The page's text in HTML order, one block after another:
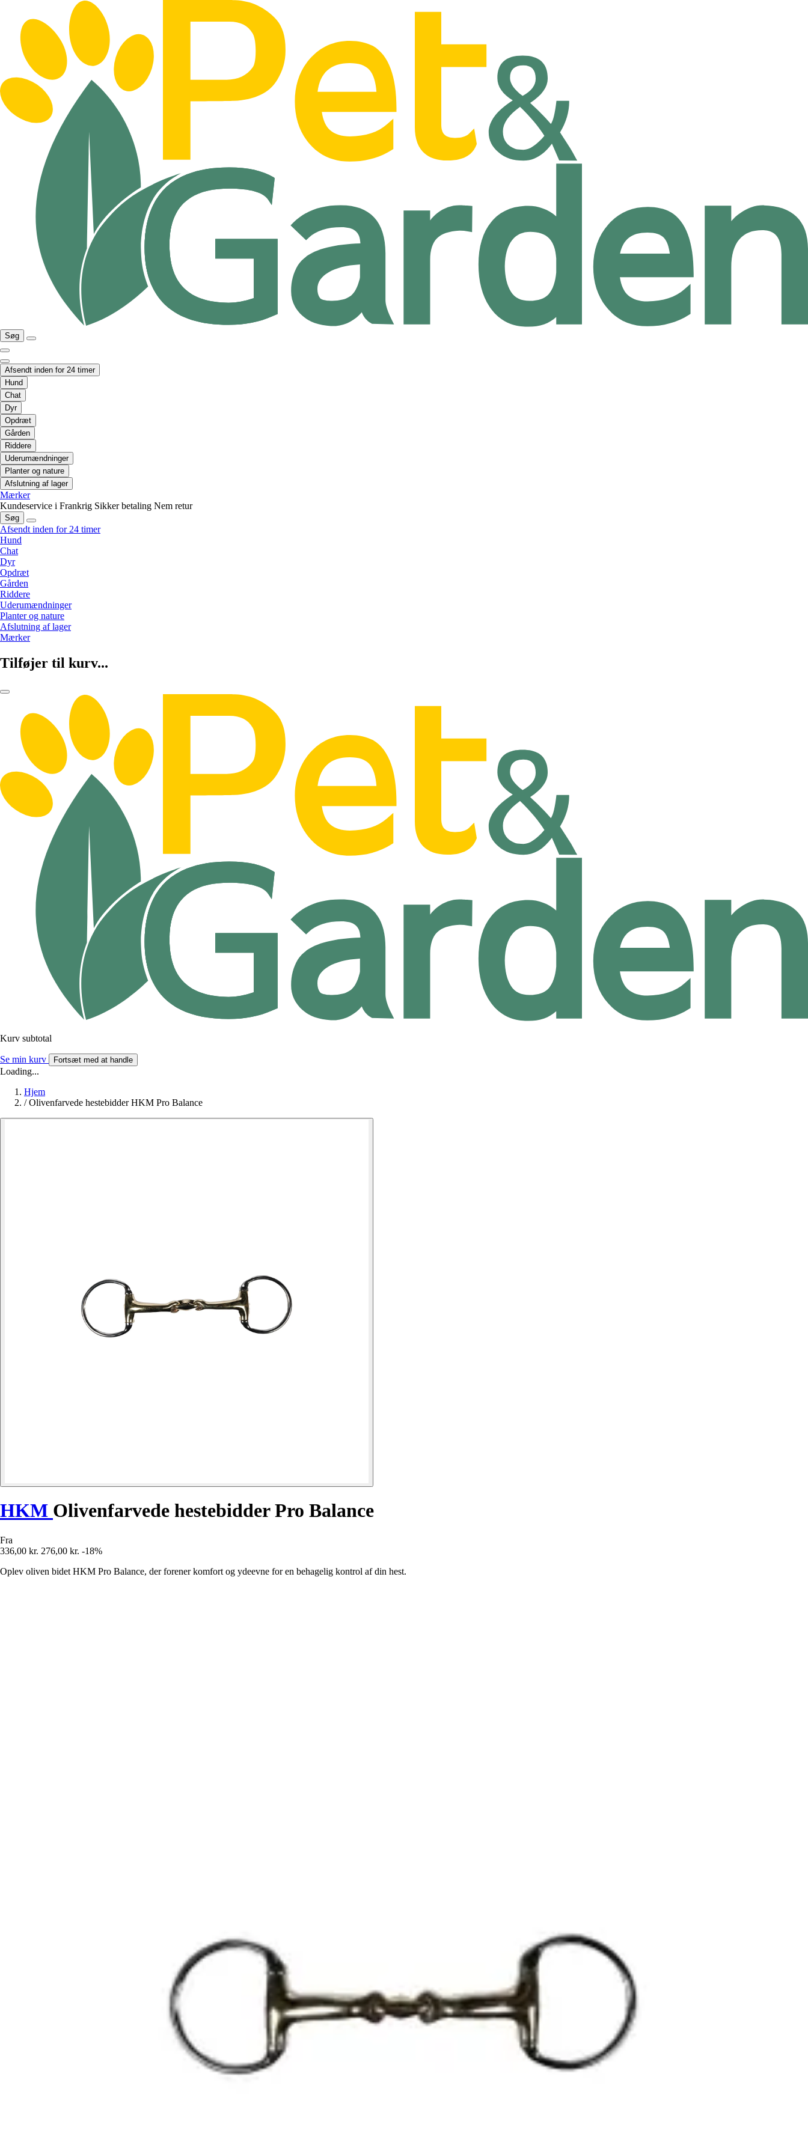
Søg
Afsendt inden for 24 timer
Hund
Chat
Dyr
Opdræt
Gården
Riddere
Uderumændninger
Planter og nature
Afslutning af lager
Mærker
Kundeservice i Frankrig Sikker betaling Nem retur
Søg
Afsendt inden for 24 timer
Hund
Chat
Dyr
Opdræt
Gården
Riddere
Uderumændninger
Planter og nature
Afslutning af lager
Mærker
Tilføjer til kurv...
Kurv subtotal
Se min kurv Fortsæt med at handle
Loading...
Hjem
/ Olivenfarvede hestebidder HKM Pro Balance
HKM Olivenfarvede hestebidder Pro Balance
Fra
336,00 kr. 276,00 kr. -18%
Oplev oliven bidet HKM Pro Balance, der forener komfort og ydeevne for en behagelig kontrol af din hest.